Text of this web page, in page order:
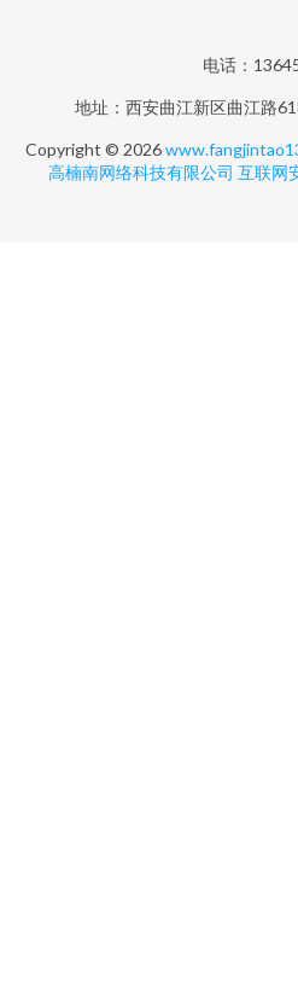
电话：
地址：西安曲江新区曲江路
Copyright © 2026
高楠南网络科技有限公司 互联网